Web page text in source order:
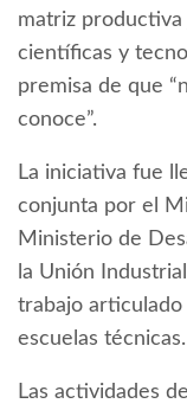
matriz productiva
científicas y
premisa de que
conoce”.
La iniciativa fue
conjunta por el
Ministerio de
la Unión
trabajo articulado
escuelas técnicas.
Las actividades